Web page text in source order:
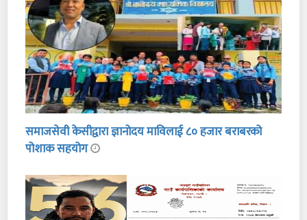
समाजसेवी केसीद्वारा ज्ञानोदय माविलाई ८० हजार बराबरको
पोशाक सहयोग